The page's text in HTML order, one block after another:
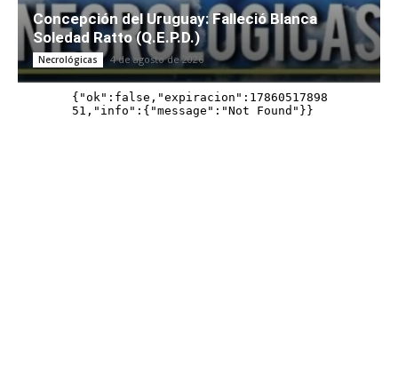
Concepción del Uruguay: Falleció Blanca
Soledad Ratto (Q.E.P.D.)
Necrológicas 4 de agosto de 2026